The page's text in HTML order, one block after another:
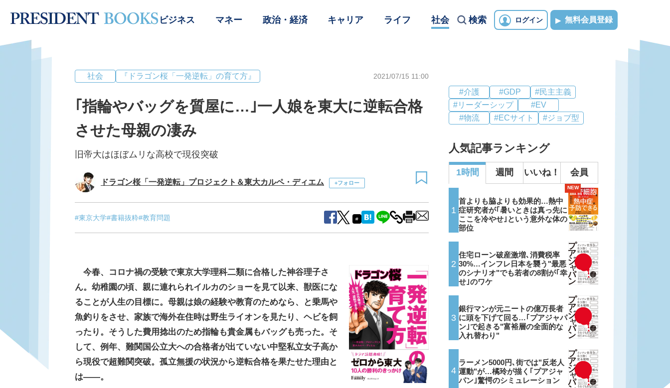
ビジネス マネー 政治・経済 キャリア ライフ 社会 検索 ログイン 無料会員登録
社会 『ドラゴン桜「一発逆転」の育て方』 2021/07/15 11:00
｢指輪やバッグを質屋に…｣一人娘を東大に逆転合格
させた母親の凄み
旧帝大はほぼムリな高校で現役突破
ドラゴン桜「一発逆転」プロジェクト＆東大カルペ・ディエム +フォロー
#東京大学#書籍抜粋#教育問題 #
今春、コロナ禍の受験で東京大学理科二類に合格した神谷理子さ
ん。幼稚園の頃、親に連れられイルカのショーを見て以来、獣医にな
ることが人生の目標に。母親は娘の経験や教育のためなら、と乗馬や
魚釣りをさせ、家族で海外在住時は野生ライオンを見たり、ヘビを飼
ったり。そうした費用捻出のため指輪も貴金属もバッグも売った。そ
して、例年、難関国公立大への合格者が出ていない中堅私立女子高か
ら現役で超難関突破。孤立無援の状況から逆転合格を果たせた理由と
は――。
#介護 #GDP
#民主主義
#リーダーシップ
#EV
#物流
#ECサイト #ジョブ型
人気記事ランキング
1時間 週間 いいね！ 会員
1
首よりも脇よりも効果的…熱中
症研究者が｢暑いときは真っ先に
ここを冷やせ｣という意外な体の
部位
NEW
2
住宅ローン破産激増､消費税率
30%…インフレ日本を襲う"最悪
のシナリオ"でも若者の8割が｢幸
せ｣のワケ
3
銀行マンが元ニートの億万長者
に頭を下げて回る…｢プアジャパ
ン｣で起きる"富裕層の全面的な
入れ替わり"
4
ラーメン5000円､街では"反老人
運動"が…橘玲が描く｢プアジャ
パン｣驚愕のシミュレーション